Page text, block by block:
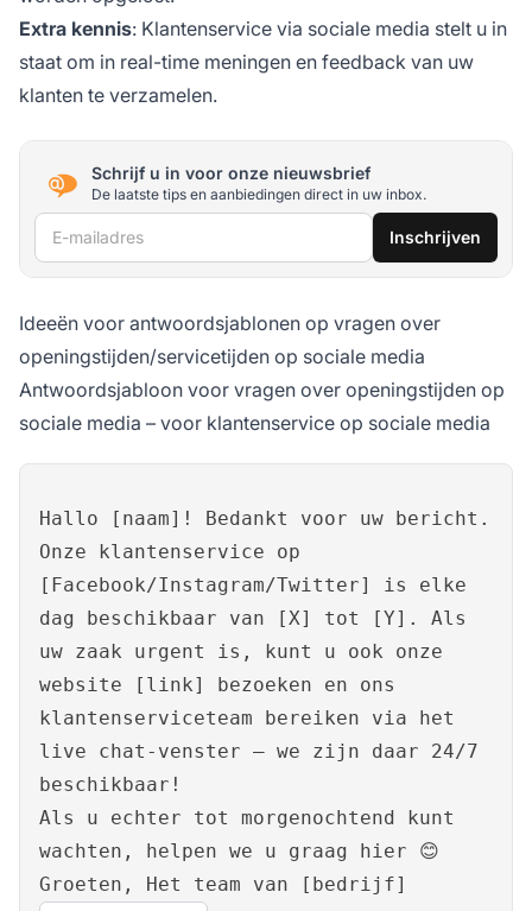
Extra kennis: Klantenservice via sociale media stelt u in
staat om in real-time meningen en feedback van uw
klanten te verzamelen.
Schrijf u in voor onze nieuwsbrief
De laatste tips en aanbiedingen direct in uw inbox.
E-mailadres Inschrijven
Ideeën voor antwoordsjablonen op vragen over
openingstijden/servicetijden op sociale media
Antwoordsjabloon voor vragen over openingstijden op
sociale media – voor klantenservice op sociale media
Hallo [naam]! Bedankt voor uw bericht.
Onze klantenservice op
[Facebook/Instagram/Twitter] is elke
dag beschikbaar van [X] tot [Y]. Als
uw zaak urgent is, kunt u ook onze
website [link] bezoeken en ons
klantenserviceteam bereiken via het
live chat-venster – we zijn daar 24/7
beschikbaar!
Als u echter tot morgenochtend kunt
wachten, helpen we u graag hier 😊
Groeten, Het team van [bedrijf]